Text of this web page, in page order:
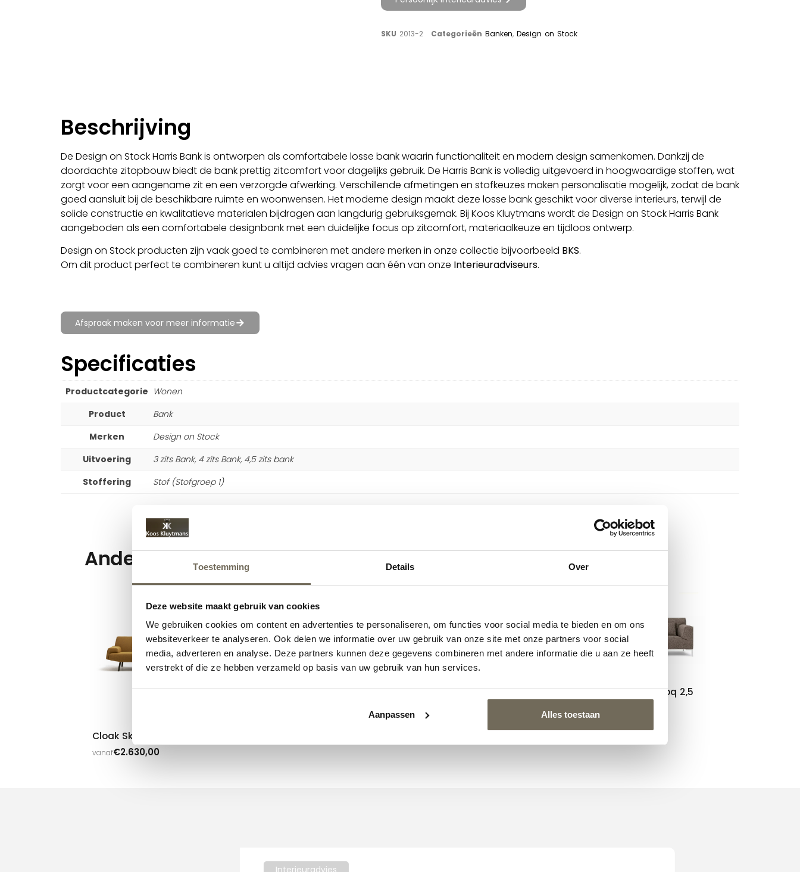
Toestemming Details Over
Deze website maakt gebruik van cookies
We gebruiken cookies om content en advertenties te personaliseren, om functies voor social media te bieden en om ons
websiteverkeer te analyseren. Ook delen we informatie over uw gebruik van onze site met onze partners voor social
media, adverteren en analyse. Deze partners kunnen deze gegevens combineren met andere informatie die u aan ze heeft
verstrekt of die ze hebben verzameld op basis van uw gebruik van hun services.
Aanpassen Alles toestaan
SKU 2013-2 Categorieën Banken, Design on Stock
Beschrijving
De Design on Stock Harris Bank is ontworpen als comfortabele losse bank waarin functionaliteit en modern design samenkomen. Dankzij de
doordachte zitopbouw biedt de bank prettig zitcomfort voor dagelijks gebruik. De Harris Bank is volledig uitgevoerd in hoogwaardige stoffen, wat
zorgt voor een aangename zit en een verzorgde afwerking. Verschillende afmetingen en stofkeuzes maken personalisatie mogelijk, zodat de bank
goed aansluit bij de beschikbare ruimte en woonwensen. Het moderne design maakt deze losse bank geschikt voor diverse interieurs, terwijl de
solide constructie en kwalitatieve materialen bijdragen aan langdurig gebruiksgemak. Bij Koos Kluytmans wordt de Design on Stock Harris Bank
aangeboden als een comfortabele designbank met een duidelijke focus op zitcomfort, materiaalkeuze en tijdloos ontwerp.
Design on Stock producten zijn vaak goed te combineren met andere merken in onze collectie bijvoorbeeld BKS.
Om dit product perfect te combineren kunt u altijd advies vragen aan één van onze Interieuradviseurs.
Afspraak maken voor meer informatie
Specificaties
Productcategorie Wonen
Product
Bank
Merken
Design on Stock
Uitvoering
3 zits Bank, 4 zits Bank, 4,5 zits bank
Stoffering
Stof (Stofgroep 1)
Andere suggesties…
Cloak Sky
vanaf€2.630,00
Design on Stock Aikon
Design on Stock Harris
vanaf
Design on Stock Bloq 2,5
vanaf€